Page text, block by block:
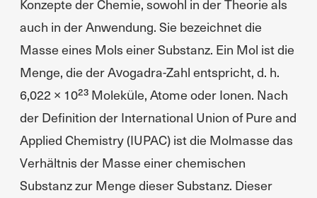
Konzepte der Chemie, sowohl in der Theorie als
auch in der Anwendung. Sie bezeichnet die
Masse eines Mols einer Substanz. Ein Mol ist die
Menge, die der Avogadra-Zahl entspricht, d. h.
6,022 × 10²³ Moleküle, Atome oder Ionen. Nach
der Definition der International Union of Pure and
Applied Chemistry (IUPAC) ist die Molmasse das
Verhältnis der Masse einer chemischen
Substanz zur Menge dieser Substanz. Dieser